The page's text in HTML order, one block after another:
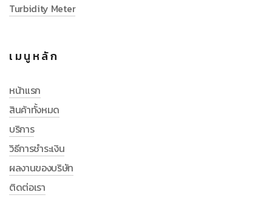
Turbidity Meter
เมนูหลัก
หน้าแรก
สินค้าทั้งหมด
บริการ
วิธีการชำระเงิน
ผลงานของบริษัท
ติดต่อเรา